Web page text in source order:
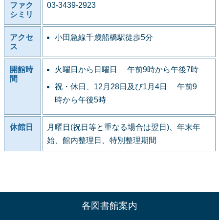
ファク
シミリ
03-3439-2923
アクセ
ス
小田急線千歳船橋駅徒歩5分
開館時
間
火曜日から日曜日 午前9時から午後7時
祝・休日、12月28日及び1月4日 午前9
時から午後5時
休館日
月曜日(祝日等と重なる場合は翌日)、年末年
始、館内整理日、特別整理期間
各図書館案内